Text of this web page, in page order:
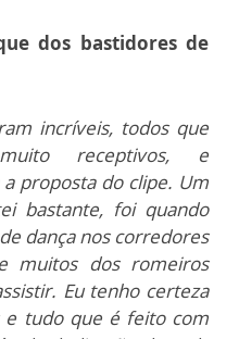
dos bastidores de
incríveis, todos que
receptivos, e
proposta do clipe. Um
bastante, foi quando
dança nos corredores
muitos dos romeiros
Eu tenho certeza
e tudo que é feito com